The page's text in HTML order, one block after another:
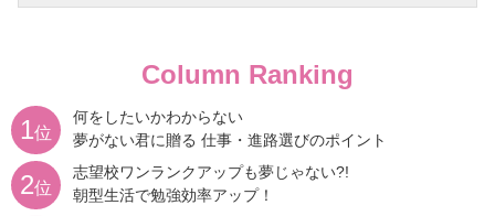
Column Ranking
1位
何をしたいかわからない
夢がない君に贈る 仕事・進路選びのポイント
2位
志望校ワンランクアップも夢じゃない?!
朝型生活で勉強効率アップ！